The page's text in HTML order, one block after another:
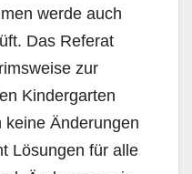
werde auch
Das Referat
zur
Kindergarten
Änderungen
Lösungen für alle